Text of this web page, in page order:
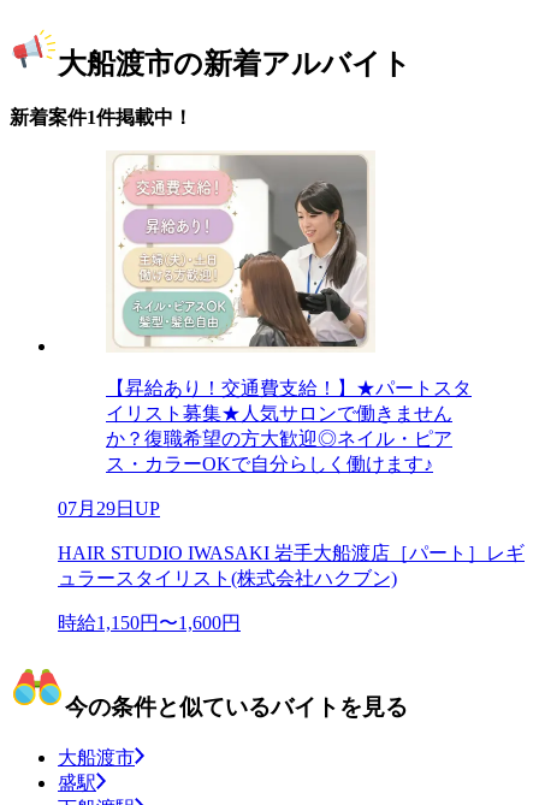
大船渡市の新着アルバイト
新着案件1件掲載中！
【昇給あり！交通費支給！】★パートスタ
イリスト募集★人気サロンで働きません
か？復職希望の方大歓迎◎ネイル・ピア
ス・カラーOKで自分らしく働けます♪
07月29日UP
HAIR STUDIO IWASAKI 岩手大船渡店［パート］レギ
ュラースタイリスト(株式会社ハクブン)
時給1,150円〜1,600円
今の条件と似ているバイトを見る
大船渡市
盛駅